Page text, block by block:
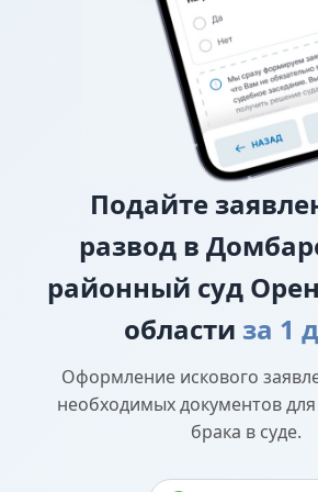
Подайте
развод в
районный суд
области за 1
Оформление искового
необходимых документов
брака в суде.